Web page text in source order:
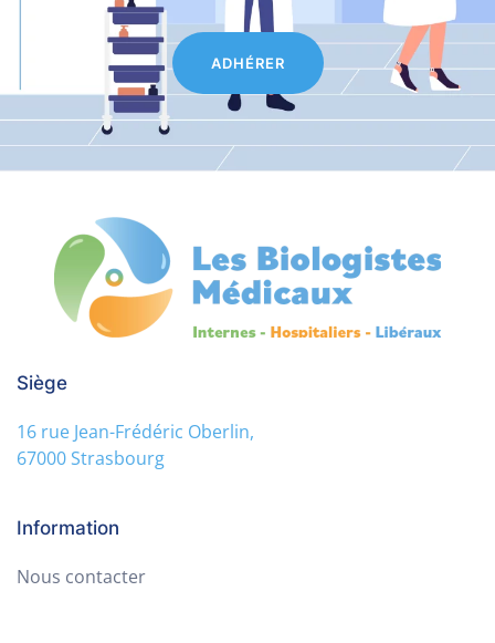
ADHÉRER
Siège
16 rue Jean-Frédéric Oberlin,
67000 Strasbourg
Information
Nous contacter